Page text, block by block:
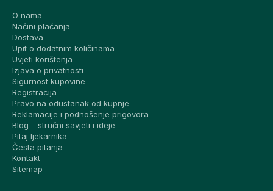
O nama
Načini plaćanja
Dostava
Upit o dodatnim količinama
Uvjeti korištenja
Izjava o privatnosti
Sigurnost kupovine
Registracija
Pravo na odustanak od kupnje
Reklamacije i podnošenje prigovora
Blog – stručni savjeti i ideje
Pitaj ljekarnika
Česta pitanja
Kontakt
Sitemap